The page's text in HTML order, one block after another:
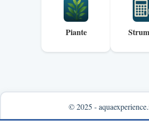
Piante
© 2025 -